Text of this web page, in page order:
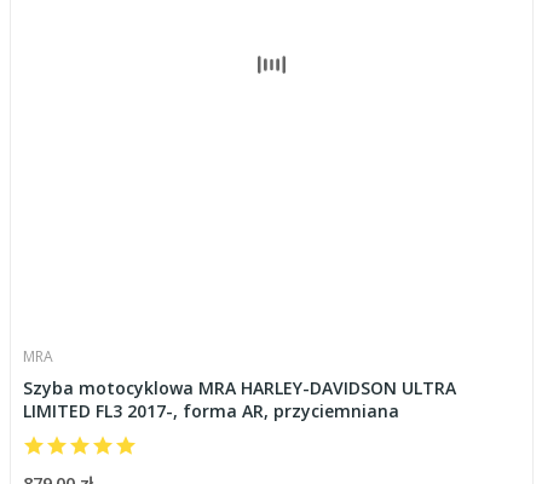
MRA
Szyba motocyklowa MRA HARLEY-DAVIDSON ULTRA
LIMITED FL3 2017-, forma AR, przyciemniana